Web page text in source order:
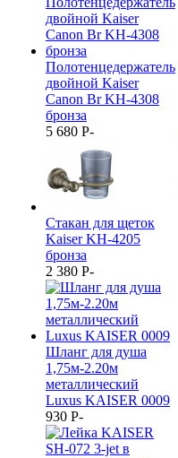
Полотенцедержатель
двойной Kaiser
Canon Br KH-4308
бронза
5 680 P-
Стакан для щеток
Kaiser KH-4205
бронза
2 380 P-
Шланг для душа
1,75м-2.20м
металлический
Luxus KAISER 0009
930 P-